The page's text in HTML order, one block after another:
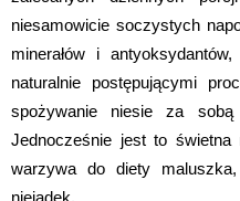
niesamowicie soczystych
minerałów i
naturalnie postępującymi
spożywanie niesie za sobą
Jednocześnie jest to
warzywa do diety